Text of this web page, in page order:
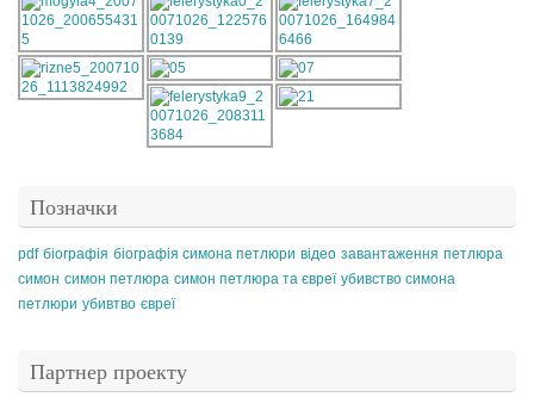
Позначки
pdf біографія біографія симона петлюри відео завантаження петлюра
симон симон петлюра симон петлюра та євреї убивство симона
петлюри убивтво євреї
Партнер проекту